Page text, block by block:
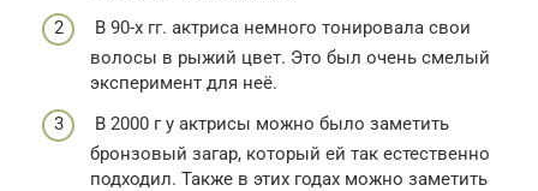
В 90-х гг. актриса немного тонировала свои
волосы в рыжий цвет. Это был очень смелый
эксперимент для неё.
В 2000 г у актрисы можно было заметить
бронзовый загар, который ей так естественно
подходил. Также в этих годах можно заметить